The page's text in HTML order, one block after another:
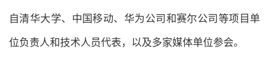
自清华大学、中国移动、华为公司和赛尔公司等项目单
位负责人和技术人员代表，以及多家媒体单位参会。